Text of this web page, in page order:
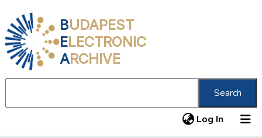
BUDAPEST
ELECTRONIC
ARCHIVE
Search
Log In (current)